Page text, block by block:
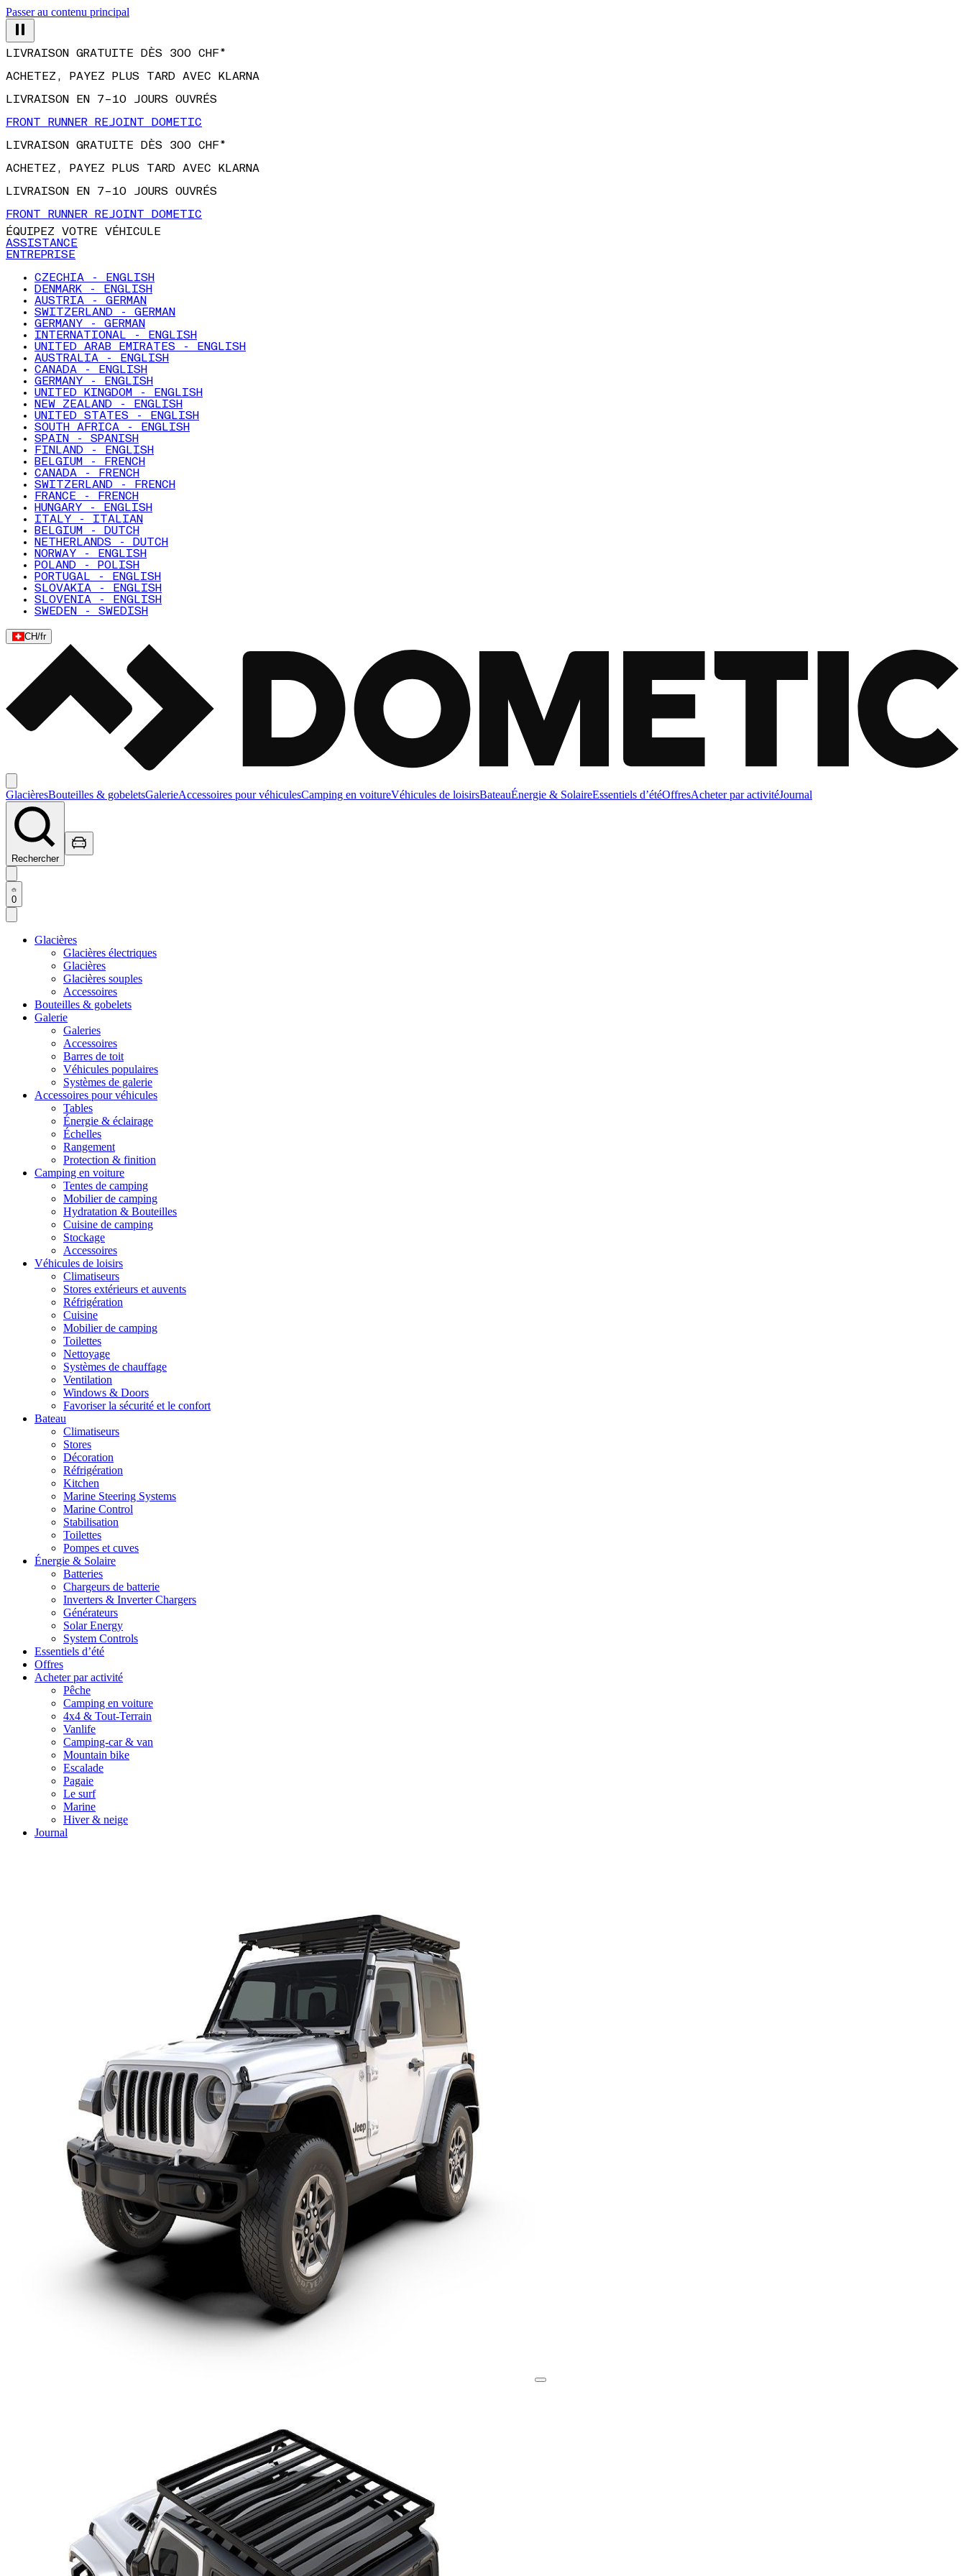
Passer au contenu principal
LIVRAISON GRATUITE DÈS 300 CHF*
ACHETEZ, PAYEZ PLUS TARD AVEC KLARNA
LIVRAISON EN 7–10 JOURS OUVRÉS
FRONT RUNNER REJOINT DOMETIC
LIVRAISON GRATUITE DÈS 300 CHF*
ACHETEZ, PAYEZ PLUS TARD AVEC KLARNA
LIVRAISON EN 7–10 JOURS OUVRÉS
FRONT RUNNER REJOINT DOMETIC
ÉQUIPEZ VOTRE VÉHICULE
ASSISTANCE
ENTREPRISE
CZECHIA - ENGLISH
DENMARK - ENGLISH
AUSTRIA - GERMAN
SWITZERLAND - GERMAN
GERMANY - GERMAN
INTERNATIONAL - ENGLISH
UNITED ARAB EMIRATES - ENGLISH
AUSTRALIA - ENGLISH
CANADA - ENGLISH
GERMANY - ENGLISH
UNITED KINGDOM - ENGLISH
NEW ZEALAND - ENGLISH
UNITED STATES - ENGLISH
SOUTH AFRICA - ENGLISH
SPAIN - SPANISH
FINLAND - ENGLISH
BELGIUM - FRENCH
CANADA - FRENCH
SWITZERLAND - FRENCH
FRANCE - FRENCH
HUNGARY - ENGLISH
ITALY - ITALIAN
BELGIUM - DUTCH
NETHERLANDS - DUTCH
NORWAY - ENGLISH
POLAND - POLISH
PORTUGAL - ENGLISH
SLOVAKIA - ENGLISH
SLOVENIA - ENGLISH
SWEDEN - SWEDISH
CH/fr
GlacièresBouteilles & gobeletsGalerieAccessoires pour véhiculesCamping en voitureVéhicules de loisirsBateauÉnergie & SolaireEssentiels d’étéOffresAcheter par activitéJournal
Rechercher
0
Glacières
Glacières électriques
Glacières
Glacières souples
Accessoires
Bouteilles & gobelets
Galerie
Galeries
Accessoires
Barres de toit
Véhicules populaires
Systèmes de galerie
Accessoires pour véhicules
Tables
Énergie & éclairage
Échelles
Rangement
Protection & finition
Camping en voiture
Tentes de camping
Mobilier de camping
Hydratation & Bouteilles
Cuisine de camping
Stockage
Accessoires
Véhicules de loisirs
Climatiseurs
Stores extérieurs et auvents
Réfrigération
Cuisine
Mobilier de camping
Toilettes
Nettoyage
Systèmes de chauffage
Ventilation
Windows & Doors
Favoriser la sécurité et le confort
Bateau
Climatiseurs
Stores
Décoration
Réfrigération
Kitchen
Marine Steering Systems
Marine Control
Stabilisation
Toilettes
Pompes et cuves
Énergie & Solaire
Batteries
Chargeurs de batterie
Inverters & Inverter Chargers
Générateurs
Solar Energy
System Controls
Essentiels d’été
Offres
Acheter par activité
Pêche
Camping en voiture
4x4 & Tout-Terrain
Vanlife
Camping-car & van
Mountain bike
Escalade
Pagaie
Le surf
Marine
Hiver & neige
Journal